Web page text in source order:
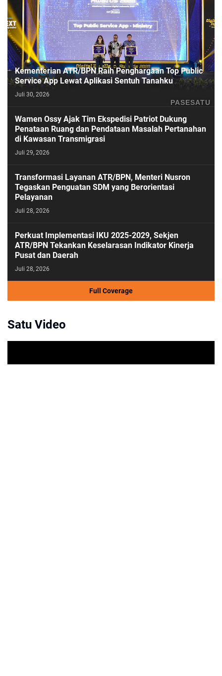
PASESATU
Kementerian ATR/BPN Raih Penghargaan Top Public
Service App Lewat Aplikasi Sentuh Tanahku
Juli 30, 2026
Wamen Ossy Ajak Tim Ekspedisi Patriot Dukung
Penataan Ruang dan Pendataan Masalah Pertanahan
di Kawasan Transmigrasi
Juli 29, 2026
Transformasi Layanan ATR/BPN, Menteri Nusron
Tegaskan Penguatan SDM yang Berorientasi
Pelayanan
Juli 28, 2026
Perkuat Implementasi IKU 2025-2029, Sekjen
ATR/BPN Tekankan Keselarasan Indikator Kinerja
Pusat dan Daerah
Juli 28, 2026
Full Coverage
Satu Video